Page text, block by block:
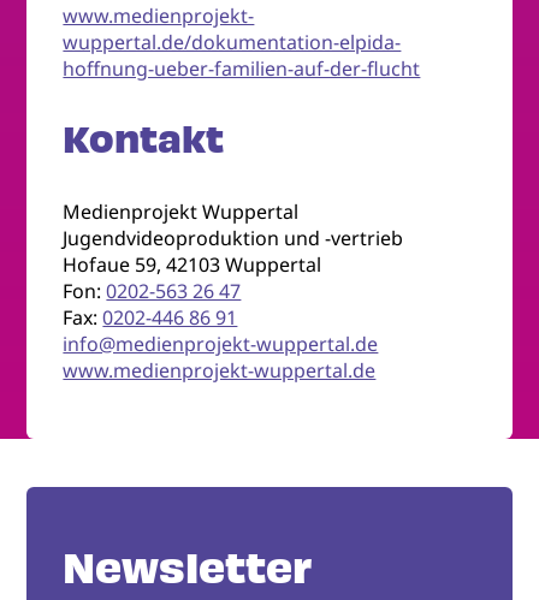
www.medienprojekt-
wuppertal.de/dokumentation-elpida-
hoffnung-ueber-familien-auf-der-flucht
Kontakt
Medienprojekt Wuppertal
Jugendvideoproduktion und -vertrieb
Hofaue 59, 42103 Wuppertal
Fon:0202-563 26 47
Fax:0202-446 86 91
info@medienprojekt-wuppertal.de
www.medienprojekt-wuppertal.de
Newsletter